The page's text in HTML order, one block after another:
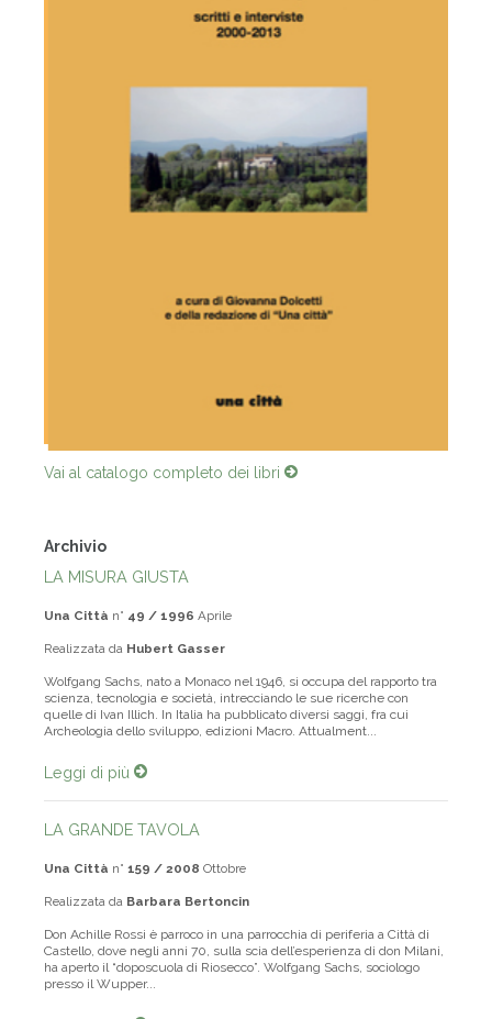
Vai al catalogo completo dei libri
Archivio
LA MISURA GIUSTA
49 / 1996 Aprile
Wolfgang Sachs, nato a Monaco nel 1946, si occupa del rapporto tra
scienza, tecnologia e società, intrecciando le sue ricerche con
quelle di Ivan Illich. In Italia ha pubblicato diversi saggi, fra cui
Archeologia dello sviluppo, edizioni Macro. Attualment...
Leggi di più
LA GRANDE TAVOLA
159 / 2008
Don Achille Rossi è parroco in una parrocchia di periferia a Città di
Castello, dove negli anni 70, sulla scia dell’esperienza di don Milani,
ha aperto il “doposcuola di Riosecco”. Wolfgang Sachs, sociologo
presso il Wupper...